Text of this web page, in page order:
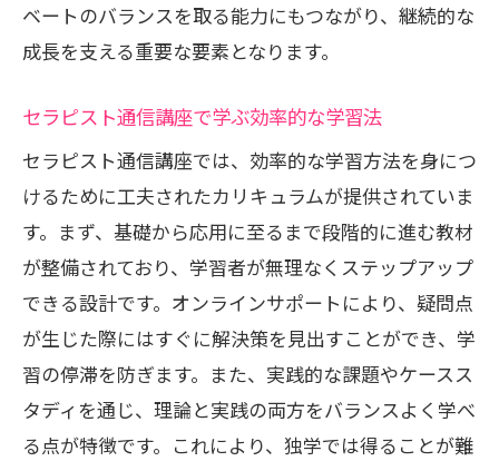
ベートのバランスを取る能力にもつながり、継続的な
成長を支える重要な要素となります。
セラピスト通信講座で学ぶ効率的な学習法
セラピスト通信講座では、効率的な学習方法を身につ
けるために工夫されたカリキュラムが提供されていま
す。まず、基礎から応用に至るまで段階的に進む教材
が整備されており、学習者が無理なくステップアップ
できる設計です。オンラインサポートにより、疑問点
が生じた際にはすぐに解決策を見出すことができ、学
習の停滞を防ぎます。また、実践的な課題やケースス
タディを通じ、理論と実践の両方をバランスよく学べ
る点が特徴です。これにより、独学では得ることが難